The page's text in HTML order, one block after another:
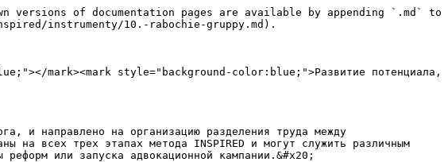
of documentation pages are available by appending `.md` to
instrumenty/10.-rabochie-gruppy.md).
mark><mark style="background-color:blue;">Развитие потенциала,
и направлено на организацию разделения труда между
на всех трех этапах метода INSPIRED и могут служить различным
или запуска адвокационной кампании.&#x20;